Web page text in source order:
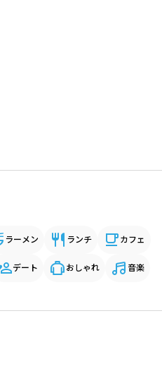
ラーメン ランチ カフェ
デート おしゃれ 音楽